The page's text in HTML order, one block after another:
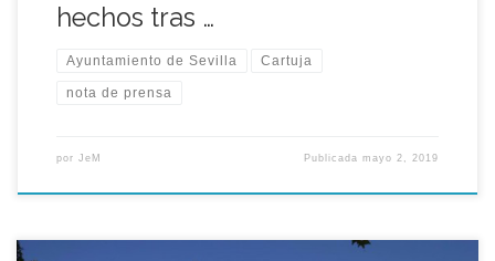
hechos tras …
Ayuntamiento de Sevilla Cartuja
nota de prensa
por JeM Publicadamayo 2, 2019